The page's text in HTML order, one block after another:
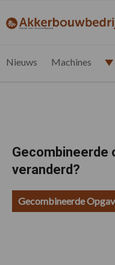
de
de
de
de
akkerbouwbedrijf.nl
Nieuws Machines
Gecombineerde
veranderd?
Gecombineerde